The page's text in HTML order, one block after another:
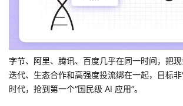
的
博
我
的
我
字节、阿里、腾讯、百度几乎在同一时间，把
迭代、生态合作和高强度投流绑在一起，目标
时代，抢到第一个“国民级 AI 应用”。